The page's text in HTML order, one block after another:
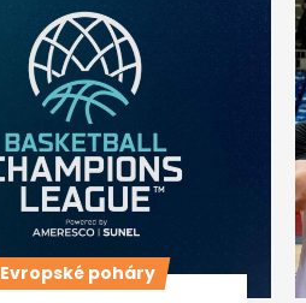
Evropské poháry